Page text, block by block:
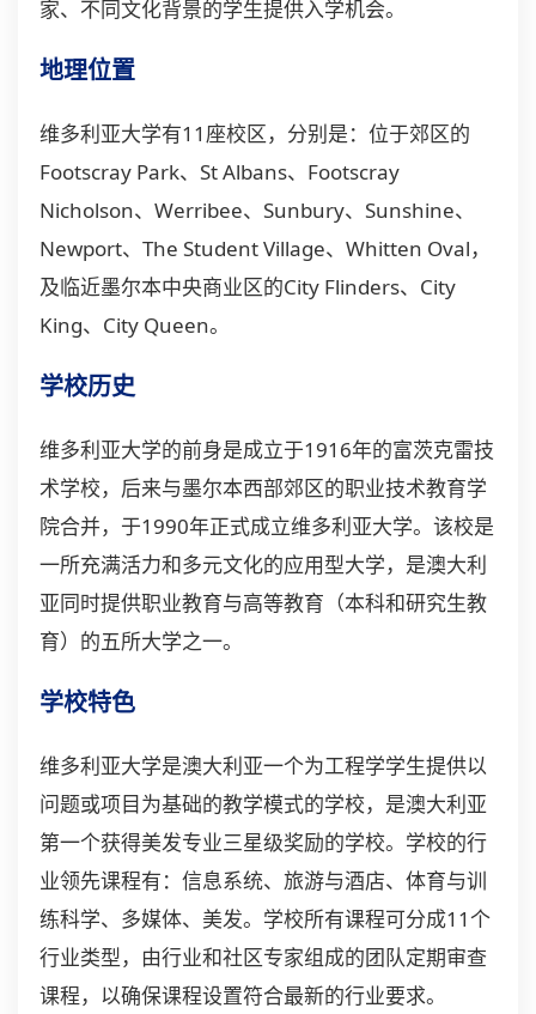
家、不同文化背景的学生提供入学机会。
地理位置
维多利亚大学有11座校区，分别是：位于郊区的
Footscray Park、St Albans、Footscray
Nicholson、Werribee、Sunbury、Sunshine、
Newport、The Student Village、Whitten Oval，
及临近墨尔本中央商业区的City Flinders、City
King、City Queen。
学校历史
维多利亚大学的前身是成立于1916年的富茨克雷技
术学校，后来与墨尔本西部郊区的职业技术教育学
院合并，于1990年正式成立维多利亚大学。该校是
一所充满活力和多元文化的应用型大学，是澳大利
亚同时提供职业教育与高等教育（本科和研究生教
育）的五所大学之一。
学校特色
维多利亚大学是澳大利亚一个为工程学学生提供以
问题或项目为基础的教学模式的学校，是澳大利亚
第一个获得美发专业三星级奖励的学校。学校的行
业领先课程有：信息系统、旅游与酒店、体育与训
练科学、多媒体、美发。学校所有课程可分成11个
行业类型，由行业和社区专家组成的团队定期审查
课程，以确保课程设置符合最新的行业要求。